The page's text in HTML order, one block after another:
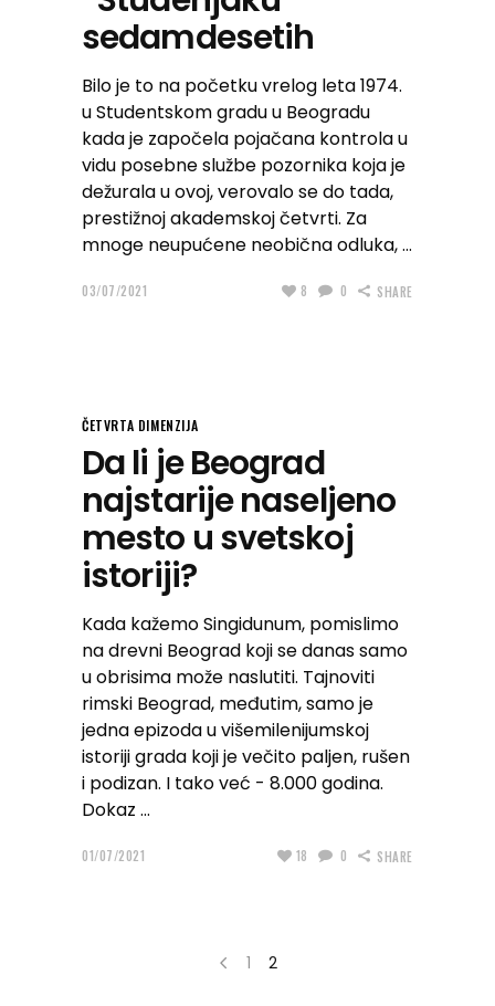
sedamdesetih
Bilo je to na početku vrelog leta 1974.
u Studentskom gradu u Beogradu
kada je započela pojačana kontrola u
vidu posebne službe pozornika koja je
dežurala u ovoj, verovalo se do tada,
prestižnoj akademskoj četvrti. Za
mnoge neupućene neobična odluka,
03/07/2021 8 0 SHARE
ČETVRTA DIMENZIJA
Da li je Beograd
najstarije naseljeno
mesto u svetskoj
istoriji?
Kada kažemo Singidunum, pomislimo
na drevni Beograd koji se danas samo
u obrisima može naslutiti. Tajnoviti
rimski Beograd, međutim, samo je
jedna epizoda u višemilenijumskoj
istoriji grada koji je večito paljen, rušen
i podizan. I tako već - 8.000 godina.
Dokaz
01/07/2021 18 0 SHARE
1 2